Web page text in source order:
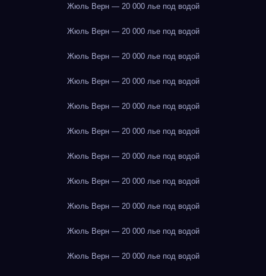
Жюль Верн — 20 000 лье под водой
Жюль Верн — 20 000 лье под водой
Жюль Верн — 20 000 лье под водой
Жюль Верн — 20 000 лье под водой
Жюль Верн — 20 000 лье под водой
Жюль Верн — 20 000 лье под водой
Жюль Верн — 20 000 лье под водой
Жюль Верн — 20 000 лье под водой
Жюль Верн — 20 000 лье под водой
Жюль Верн — 20 000 лье под водой
Жюль Верн — 20 000 лье под водой